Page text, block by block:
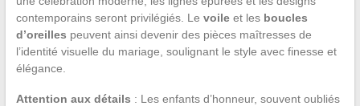
contemporains seront privilégiés. Le voileet les boucles
d’oreilles peuvent ainsi devenir des pièces maîtresses de
l’identité visuelle du mariage, soulignant le style avec finesse et
élégance.
Attention aux détails : Les enfants d’honneur, souvent oubliés